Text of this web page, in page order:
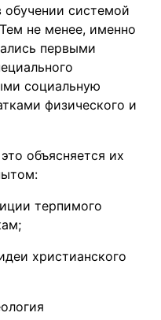
системой
не менее, именно
первыми
социальную
физического и
объясняется их
терпимого
христианского